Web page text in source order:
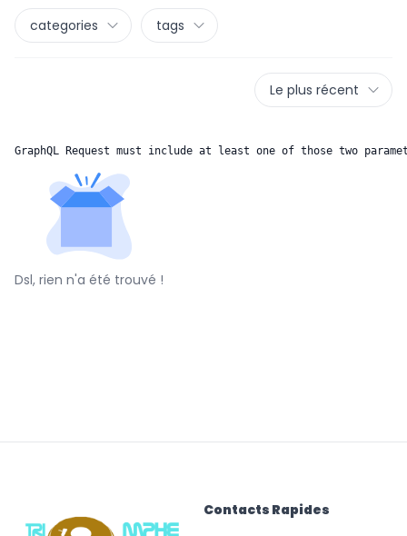
categories tags
Le plus récent
GraphQL Request must include at least one of those two
Dsl, rien n'a été trouvé !
Contacts Rapides